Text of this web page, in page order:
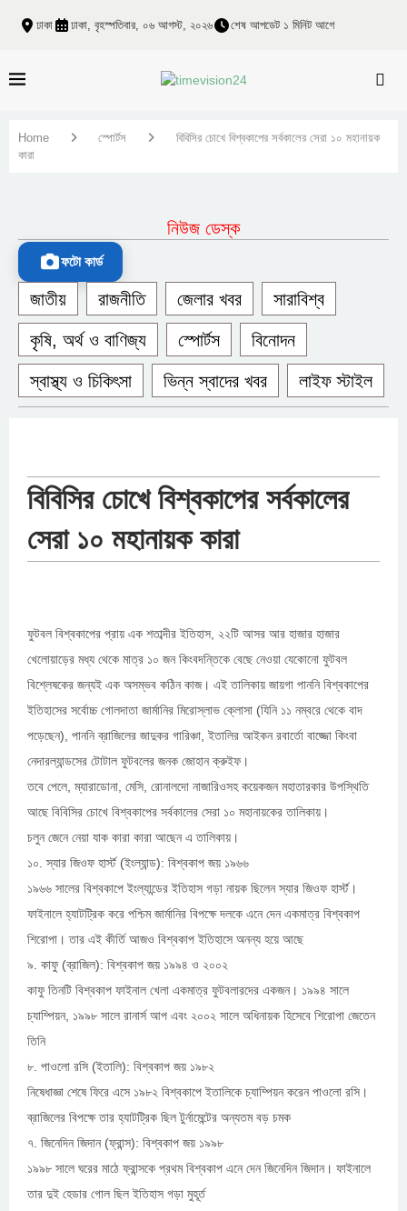
ঢাকা ঢাকা, বৃহস্পতিবার, ০৬ আগস্ট, ২০২৬ শেষ আপডেট ১ মিনিট আগে
Home স্পোর্টস
বিবিসির চোখে বিশ্বকাপের সর্বকালের সেরা ১০ মহানায়ক
কারা
নিউজ ডেস্ক
ফটো কার্ড
জাতীয় রাজনীতি জেলার খবর সারাবিশ্ব
কৃষি, অর্থ ও বাণিজ্য স্পোর্টস বিনোদন
স্বাস্থ্য ও চিকিৎসা ভিন্ন স্বাদের খবর লাইফ স্টাইল
বিবিসির চোখে বিশ্বকাপের সর্বকালের
সেরা ১০ মহানায়ক কারা
ফুটবল বিশ্বকাপের প্রায় এক শতাব্দীর ইতিহাস, ২২টি আসর আর হাজার হাজার
খেলোয়াড়ের মধ্য থেকে মাত্র ১০ জন কিংবদন্তিকে বেছে নেওয়া যেকোনো ফুটবল
বিশ্লেষকের জন্যই এক অসম্ভব কঠিন কাজ। এই তালিকায় জায়গা পাননি বিশ্বকাপের
ইতিহাসের সর্বোচ্চ গোলদাতা জার্মানির মিরোস্লাভ ক্লোসা (যিনি ১১ নম্বরে থেকে বাদ
পড়েছেন), পাননি ব্রাজিলের জাদুকর গারিঞ্চা, ইতালির আইকন রবার্তো বাজ্জো কিংবা
নেদারল্যান্ডসের টোটাল ফুটবলের জনক জোহান ক্রুইফ।
তবে পেলে, ম্যারাডোনা, মেসি, রোনালদো নাজারিওসহ কয়েকজন মহাতারকার উপস্থিতি
আছে বিবিসির চোখে বিশ্বকাপের সর্বকালের সেরা ১০ মহানায়কের তালিকায়।
চলুন জেনে নেয়া যাক কারা কারা আছেন এ তালিকায়।
১০. স্যার জিওফ হার্স্ট (ইংল্যান্ড): বিশ্বকাপ জয় ১৯৬৬
১৯৬৬ সালের বিশ্বকাপে ইংল্যান্ডের ইতিহাস গড়া নায়ক ছিলেন স্যার জিওফ হার্স্ট।
ফাইনালে হ্যাটট্রিক করে পশ্চিম জার্মানির বিপক্ষে দলকে এনে দেন একমাত্র বিশ্বকাপ
শিরোপা। তার এই কীর্তি আজও বিশ্বকাপ ইতিহাসে অনন্য হয়ে আছে
৯. কাফু (ব্রাজিল): বিশ্বকাপ জয় ১৯৯৪ ও ২০০২
কাফু তিনটি বিশ্বকাপ ফাইনাল খেলা একমাত্র ফুটবলারদের একজন। ১৯৯৪ সালে
চ্যাম্পিয়ন, ১৯৯৮ সালে রানার্স আপ এবং ২০০২ সালে অধিনায়ক হিসেবে শিরোপা জেতেন
তিনি
৮. পাওলো রসি (ইতালি): বিশ্বকাপ জয় ১৯৮২
নিষেধাজ্ঞা শেষে ফিরে এসে ১৯৮২ বিশ্বকাপে ইতালিকে চ্যাম্পিয়ন করেন পাওলো রসি।
ব্রাজিলের বিপক্ষে তার হ্যাটট্রিক ছিল টুর্নামেন্টের অন্যতম বড় চমক
৭. জিনেদিন জিদান (ফ্রান্স): বিশ্বকাপ জয় ১৯৯৮
১৯৯৮ সালে ঘরের মাঠে ফ্রান্সকে প্রথম বিশ্বকাপ এনে দেন জিনেদিন জিদান। ফাইনালে
তার দুই হেডার গোল ছিল ইতিহাস গড়া মুহূর্ত